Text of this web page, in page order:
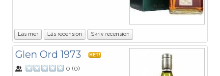
Läs mer Läs recension Skriv recension
Glen Ord 1973 HET!
0 (0)